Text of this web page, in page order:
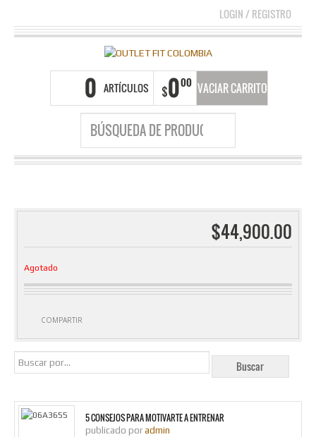
LOGIN/REGISTRO
0 ARTÍCULOS $000 VACIAR CARRITO
$44,900.00
Agotado
COMPARTIR
5 CONSEJOS PARA MOTIVARTE A ENTRENAR
publicado por admin